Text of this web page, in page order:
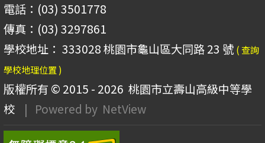
電話：(03) 3501778
傳真：(03) 3297861
學校地址： 333028 桃園市龜山區大同路 23 號 ( 查詢
學校地理位置 )
版權所有 © 2015 - 2026 桃園市立壽山高級中等學
校
| Powered by NetView